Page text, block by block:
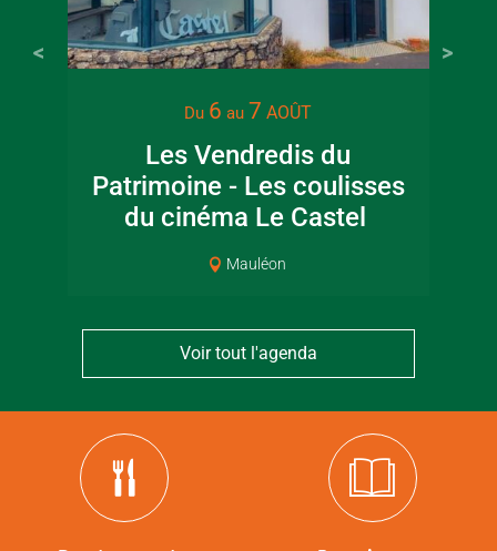
Du 6 au 7 AOÛT
Les Vendredis du
Patrimoine - Les coulisses
du cinéma Le Castel
Mauléon
Voir tout l'agenda